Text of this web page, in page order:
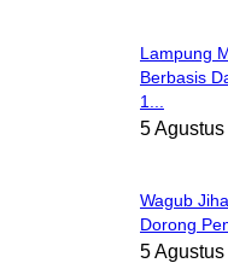
Lampung
Berbasis
1...
5
Wagub
Dorong
5